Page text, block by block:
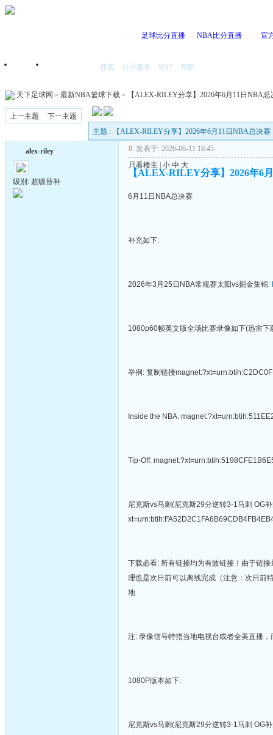
足球比分直播 NBA比分直播 官
首页 搜索 社区服务 银行 帮助
天下足球网 » 最新NBA篮球下载 » 【ALEX-RILEY分享】2026年6月11日NBA
上一主题
下一主题
主题 : 【ALEX-RILEY分享】2026年6月11日NBA总决赛
alex-riley
级别: 超级替补
0 发表于: 2026-06-11 18:45
只看楼主
小 中 大
【ALEX-RILEY分享】2026年6
6月11日NBA总决赛
补充如下:
2026年3月25日NBA常规赛太阳vs掘金集锦:
1080p60帧英文版全场比赛录像如下(迅雷
举例: 复制链接
Inside the NBA:
Tip-Off:
尼克斯vs马刺(尼克斯29分逆转3-1马刺 OG
下载必看: 所有链接均为有效链接！由于链
理也是次日前可以离线完成（注意：次日前
地
注: 录像信号特指当地电视台或者全美直播
1080P版本如下:
尼克斯vs马刺(尼克斯29分逆转3-1马刺 OG